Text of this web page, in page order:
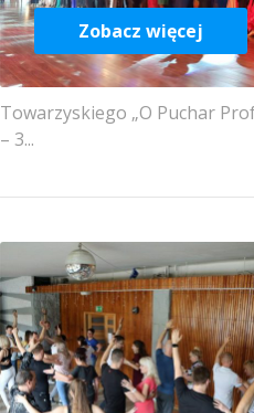
Zobacz więcej
Towarzyskiego „O Puchar
– 3...